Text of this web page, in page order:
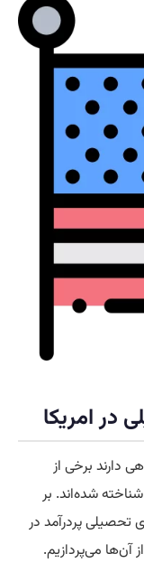
در امریکا
دارند برخی از
شده‌اند. بر
تحصیلی پردرآمد در
می‌پردازیم.